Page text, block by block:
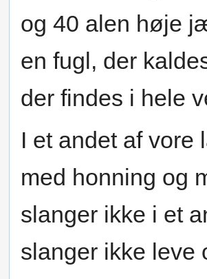
og 40 alen høje
en fugl, der
der findes i hele
I et andet af vore
med honning og
slanger ikke i et
slanger ikke leve